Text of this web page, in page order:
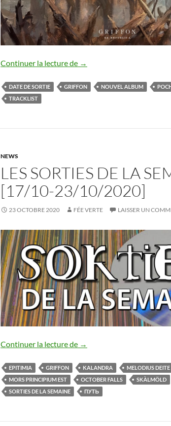
Continuer la lecture de Griffon : nouvel album
→
DATE DE SORTIE GRIFFON NOUVEL ALBUM
TRACKLIST
NEWS
LES SORTIES DE LA
[17/10-23/10/2020]
23 OCTOBRE 2020 FÉE VERTE LAISSER UN
Continuer la lecture de Les sorties de la semaine
→
EPITIMIA GRIFFON KALANDRA
MELODIUS DEITE
MORS PRINCIPIUM EST
OCTOBER FALLS
SKÀLMÖLD
SORTIES DE LA SEMAINE
ПУТЬ